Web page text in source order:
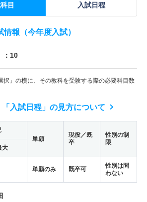
目 入試日程
報（今年度入試）
：10
」の横に、その教科を受験する際の必要科目数
「入試日程」の見方について
単願
現役／既
卒
性別の制
限
大
単願のみ 既卒可
性別は問
わない